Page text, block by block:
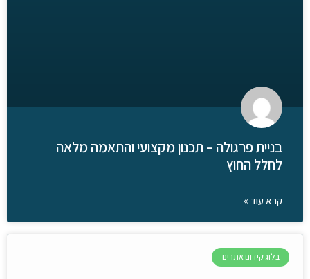
בניית פרגולה – תכנון מקצועי והתאמה מלאה
לחלל החוץ
קרא עוד »
בלוג קידום אתרים